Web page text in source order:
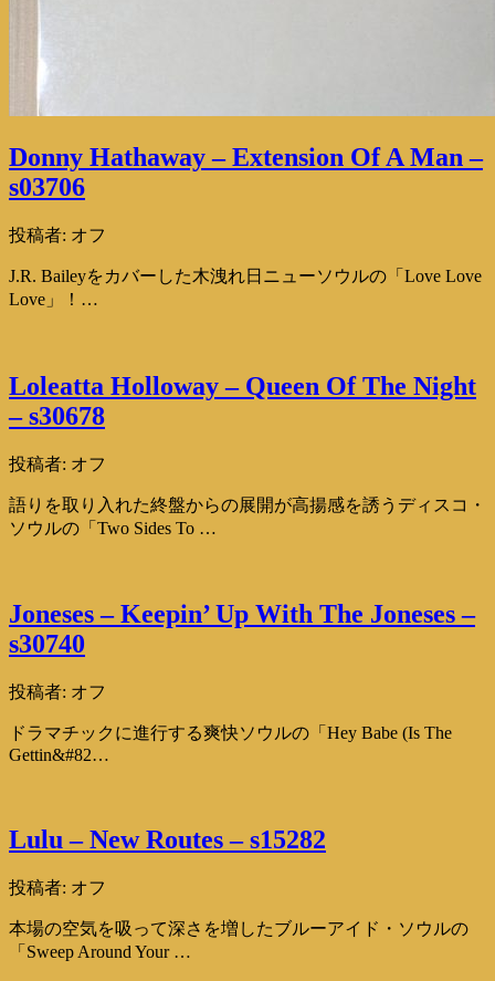
Donny Hathaway – Extension Of A Man –
s03706
投稿者: オフ
J.R. Baileyをカバーした木洩れ日ニューソウルの「Love Love
Love」！…
Loleatta Holloway – Queen Of The Night
– s30678
投稿者: オフ
語りを取り入れた終盤からの展開が高揚感を誘うディスコ・
ソウルの「Two Sides To …
Joneses – Keepin’ Up With The Joneses –
s30740
投稿者: オフ
ドラマチックに進行する爽快ソウルの「Hey Babe (Is The
Gettin&#82…
Lulu – New Routes – s15282
投稿者: オフ
本場の空気を吸って深さを増したブルーアイド・ソウルの
「Sweep Around Your …